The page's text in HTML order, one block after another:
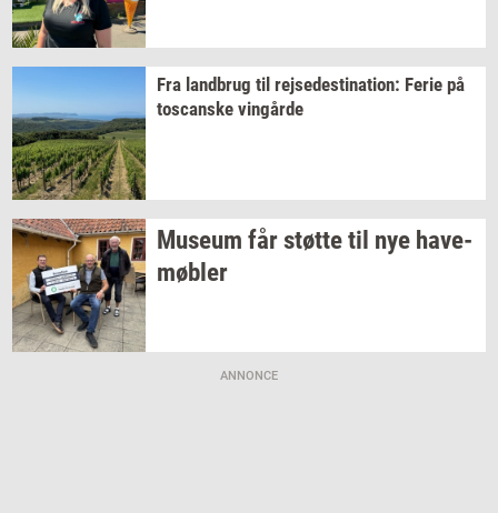
Fra land­brug til rej­se­desti­na­tion: Ferie på
toscan­ske vin­går­de
Mu­se­um fårstøt­tetil nye ha­ve­
møb­ler
ANNONCE